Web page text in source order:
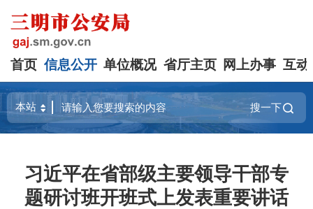
首页 信息公开 单位概况 省厅主页 网上办事 互动
搜一下
习近平在省部级主要领导干部专
题研讨班开班式上发表重要讲话